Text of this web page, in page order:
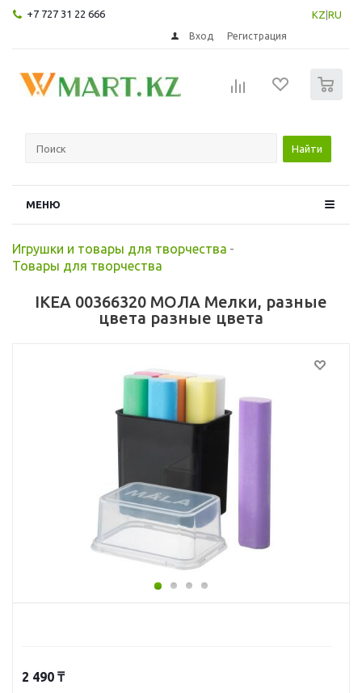
+7 727 31 22 666 KZ RU
Вход Регистрация
Найти
МЕНЮ
Игрушки и товары для творчества -
Товары для творчества
IKEA 00366320 МОЛА Мелки, разные
цвета разные цвета
2 490 ₸